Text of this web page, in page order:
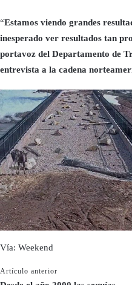
“Estamos viendo grandes
inesperado ver resultados tan
portavoz del Departamento de
entrevista a la cadena
Vía: Weekend
Artículo anterior